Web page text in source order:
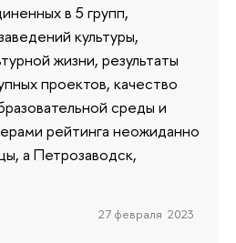
в 5 групп,
культуры,
жизни, результаты
проектов, качество
среды и
рейтинга неожиданно
а Петрозаводск,
27 февраля 2023